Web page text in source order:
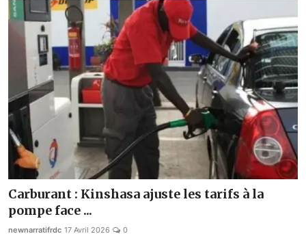
Carburant : Kinshasa ajuste les tarifs à la
pompe face ...
newnarratifrdc 17 Avril 2026 0